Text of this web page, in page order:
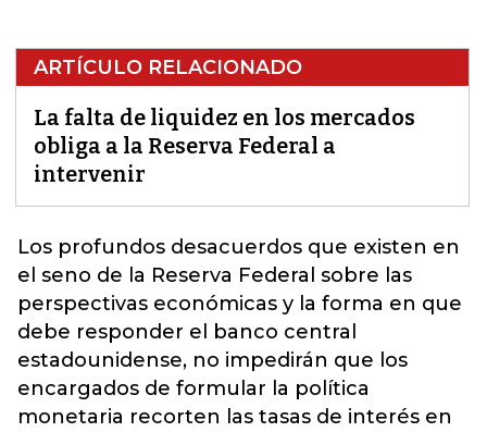
ARTÍCULO RELACIONADO
La falta de liquidez en los mercados
obliga a la Reserva Federal a
intervenir
Los profundos desacuerdos que existen en
el seno de la Reserva Federal sobre las
perspectivas económicas y la forma en que
debe responder el banco central
estadounidense, no impedirán que los
encargados de formular la política
monetaria recorten las tasas de interés en